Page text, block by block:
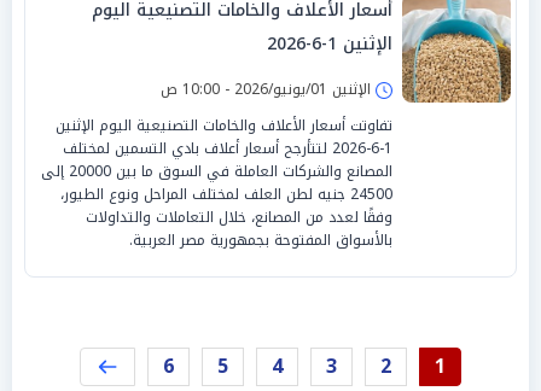
أسعار الأعلاف والخامات التصنيعية اليوم
الإثنين 1-6-2026
الإثنين 01/يونيو/2026 - 10:00 ص
تفاوتت أسعار الأعلاف والخامات التصنيعية اليوم الإثنين
1-6-2026 لتتأرجح أسعار أعلاف بادي التسمين لمختلف
المصانع والشركات العاملة في السوق ما بين 20000 إلى
24500 جنيه لطن العلف لمختلف المراحل ونوع الطيور،
وفقًا لعدد من المصانع، خلال التعاملات والتداولات
بالأسواق المفتوحة بجمهورية مصر العربية.
1
2
3
4
5
6